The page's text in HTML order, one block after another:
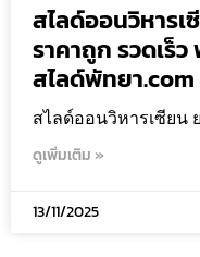
สไลด์ออนวิหาร
ราคาถูก รวดเร็
สไลด์พัทยา.com
สไลด์ออนวิหารเซียน
ดูเพิ่มเติม »
13/11/2025